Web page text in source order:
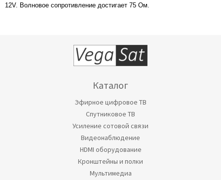
12V. Волновое сопротивление достигает 75 Ом.
Каталог
Эфирное цифровое ТВ
Спутниковое ТВ
Усиление сотовой связи
Видеонаблюдение
HDMI оборудование
Кронштейны и полки
Мультимедиа